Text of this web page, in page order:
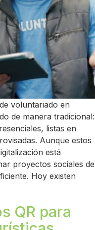
voluntariado en
de manera tradicional:
listas en
Aunque estos
está
proyectos sociales de
Hoy existen
QR para